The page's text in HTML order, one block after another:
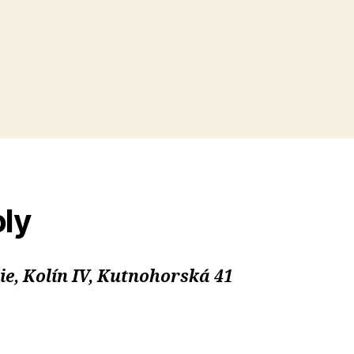
Kolín IV, Kutnohorská 41